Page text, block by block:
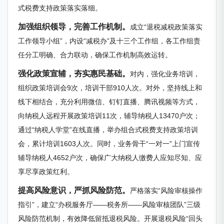
式税费支持政策落实落细。
加强组织领导，完善工作机制。 成立“退税减税政策落实
工作领导小组”，内设“减税办”及十三个工作组，各工作组责
任分工明确、合力联动，确保工作机制高效运转。
强化政策宣辅，夯实惠民基础。 对内，强化业务培训，
组织政策培训会9次，培训干部910人次。对外，坚持线上和
线下相结合，充分利用微信、钉钉直播、腾讯视频等方式，
向纳税人远程开展政策培训11次，辅导纳税人13470户次；
通过“纳税人学堂”在线直播，举办组合式税费支持政策培训
会，累计培训1603人次。同时，业务骨干“一对一”上门宣传
辅导纳税人4652户次，确保广大纳税人缴费人应知尽知、应
享尽享政策红利。
提高风险意识，严抓风险防范。 严格落实“风险审核操作
指引”，建立“办税服务厅——税务所——风险审核团队”三级
风险防范机制，有效降低留抵退税风险。开展退税风险“回头